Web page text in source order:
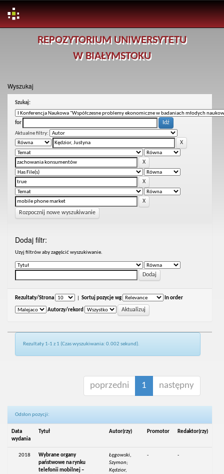
REPOZYTORIUM UNIWERSYTETU
W BIAŁYMSTOKU
Wyszukaj
Szukaj:
for
Aktualne filtry:
Rozpocznij nowe wyszukiwanie
Dodaj filtr:
Uzyj filtrów aby zagęścić wyszukiwanie.
Rezultaty/Strona Sortuj pozycje wg In order
Autorzy/rekord
Rezultaty 1-1 z 1 (Czas wyszukiwania: 0.002 sekund).
poprzedni 1 następny
Odsłon pozycji:
Data
wydania
Tytuł Autor(rzy) Promotor Redaktor(rzy)
2018
Wybrane organy
państwowe na rynku
telefonii mobilnej –
Łęgowski,
Szymon;
Kędzior,
- -